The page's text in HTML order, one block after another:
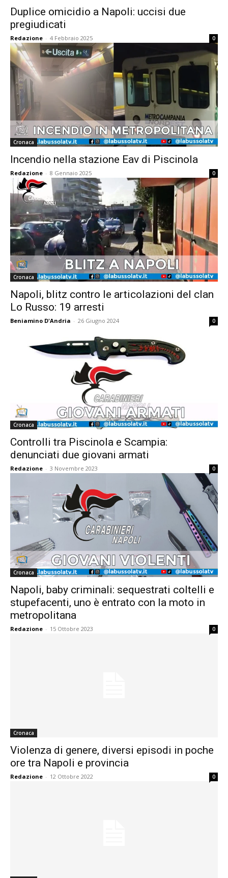
Duplice omicidio a Napoli: uccisi due
pregiudicati
Redazione - 4 Febbraio 2025 0
Cronaca
Incendio nella stazione Eav di Piscinola
Redazione - 8 Gennaio 2025 0
Cronaca
Napoli, blitz contro le articolazioni del clan
Lo Russo: 19 arresti
Beniamino D'Andria - 26 Giugno 2024 0
Cronaca
Controlli tra Piscinola e Scampia:
denunciati due giovani armati
Redazione - 3 Novembre 2023 0
Cronaca
Napoli, baby criminali: sequestrati coltelli e
stupefacenti, uno è entrato con la moto in
metropolitana
Redazione - 15 Ottobre 2023 0
Cronaca
Violenza di genere, diversi episodi in poche
ore tra Napoli e provincia
Redazione - 12 Ottobre 2022 0